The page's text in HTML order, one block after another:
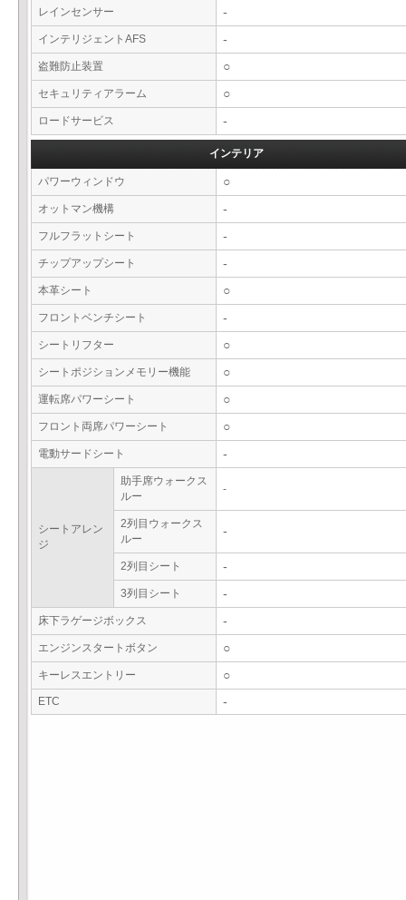
レインセンサー -
インテリジェントAFS -
盗難防止装置 ○
セキュリティアラーム ○
ロードサービス -
インテリア
パワーウィンドウ ○
オットマン機構 -
フルフラットシート -
チップアップシート -
本革シート ○
フロントベンチシート -
シートリフター ○
シートポジションメモリー機能 ○
運転席パワーシート ○
フロント両席パワーシート ○
電動サードシート -
シートアレン
ジ
助手席ウォークス
ルー
-
2列目ウォークス
ルー
-
2列目シート -
3列目シート -
床下ラゲージボックス -
エンジンスタートボタン ○
キーレスエントリー ○
ETC -